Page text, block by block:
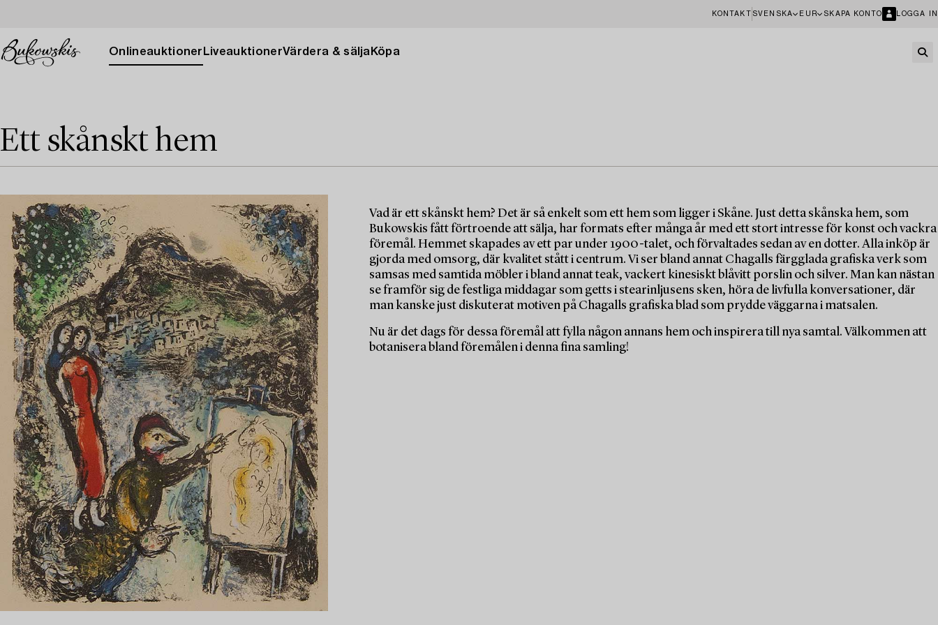
KONTAKT SVENSKA EUR SKAPA KONTO LOGGA IN
Onlineauktioner LiveauktionerVärdera & sälja Köpa
Ett skånskt hem
Vad är ett skånskt hem? Det är så enkelt som ett hem som ligger i Skåne. Just detta skånska hem, som
Bukowskis fått förtroende att sälja, har formats efter många år med ett stort intresse för konst och vackra
föremål. Hemmet skapades av ett par under 1900-talet, och förvaltades sedan av en dotter. Alla inköp är
gjorda med omsorg, där kvalitet stått i centrum. Vi ser bland annat Chagalls färgglada grafiska verk som
samsas med samtida möbler i bland annat teak, vackert kinesiskt blåvitt porslin och silver. Man kan nästan
se framför sig de festliga middagar som getts i stearinljusens sken, höra de livfulla konversationer, där
man kanske just diskuterat motiven på Chagalls grafiska blad som prydde väggarna i matsalen.
Nu är det dags för dessa föremål att fylla någon annans hem och inspirera till nya samtal. Välkommen att
botanisera bland föremålen i denna fina samling!